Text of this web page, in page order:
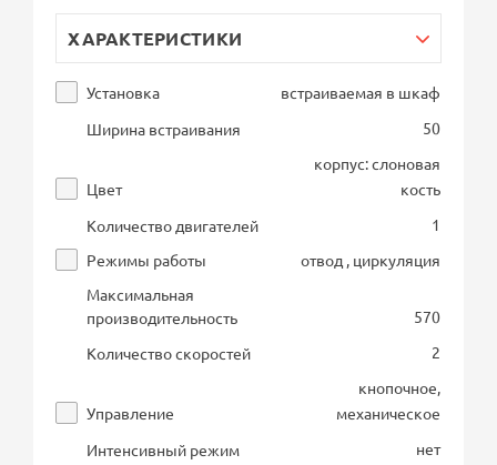
ХАРАКТЕРИСТИКИ
Установка
встраиваемая в шкаф
Ширина встраивания
50
Цвет
корпус: слоновая
кость
Количество двигателей
1
Режимы работы
отвод , циркуляция
Максимальная
производительность
570
Количество скоростей
2
Управление
кнопочное,
механическое
Интенсивный режим
нет